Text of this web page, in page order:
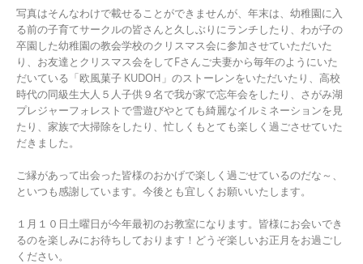
写真はそんなわけで載せることができませんが、年末は、幼稚園に入
る前の子育てサークルの皆さんと久しぶりにランチしたり、わが子の
卒園した幼稚園の教会学校のクリスマス会に参加させていただいた
り、お友達とクリスマス会をしてFさんご夫妻から毎年のようにいた
だいている「欧風菓子 KUDOH」のストーレンをいただいたり、高校
時代の同級生大人５人子供９名で我が家で忘年会をしたり、さがみ湖
プレジャーフォレストで雪遊びやとても綺麗なイルミネーションを見
たり、家族で大掃除をしたり、忙しくもとても楽しく過ごさせていた
だきました。
ご縁があって出会った皆様のおかげで楽しく過ごせているのだな～、
といつも感謝しています。今後とも宜しくお願いいたします。
１月１０日土曜日が今年最初のお教室になります。皆様にお会いでき
るのを楽しみにお待ちしております！どうぞ楽しいお正月をお過ごし
ください。